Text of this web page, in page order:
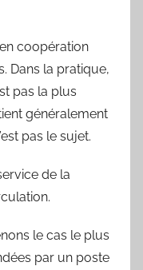
coopération
Dans la pratique,
pas la plus
généralement
pas le sujet.
de la
le cas le plus
par un poste